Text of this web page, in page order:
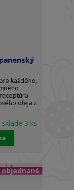
každého,
oleja z
sklade 3 ks
objednané